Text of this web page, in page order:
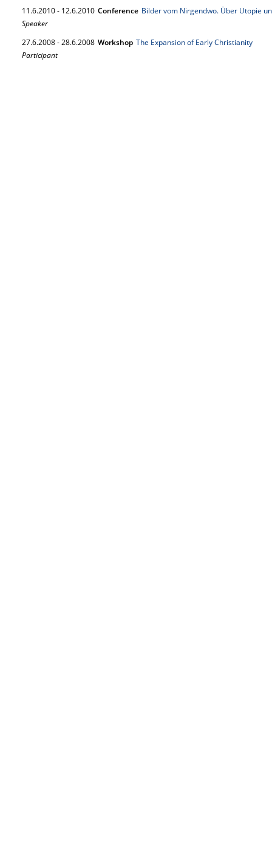
11.6.2010- 12.6.2010 Conference Bilder vom Nirgendwo. Über Utopie
Speaker
27.6.2008-28.6.2008 Workshop The Expansion of Early Christianity
Participant